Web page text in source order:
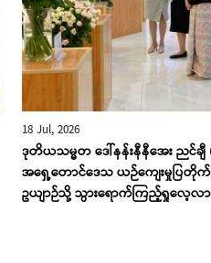
18 Jul, 2026
ဒုတိယသမ္မတ ဒေါ်နန်းနီနီအေး ညင်ခ
အရှေ့တောင်ဒေသ ယဉ်ကျေးမှုပြတိုက်
ဥယျာဉ်သို့ သွားရောက်ကြည့်ရှုလေ့လာ